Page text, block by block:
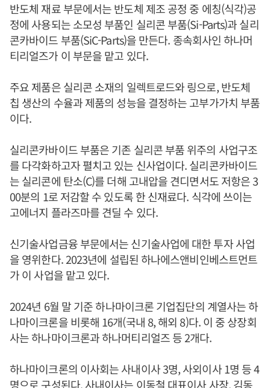
반도체 재료 부문에서는 반도체 제조 공정 중 에칭(식각)공
정에 사용되는 소모성 부품인 실리콘 부품(Si-Parts)과 실리
콘카바이드 부품(SiC-Parts)을 만든다. 종속회사인 하나머
티리얼즈가 이 부문을 맡고 있다.
주요 제품은 실리콘 소재의 일렉트로드와 링으로, 반도체
칩 생산의 수율과 제품의 성능을 결정하는 고부가가치 부품
이다.
실리콘카바이드 부품은 기존 실리콘 부품 위주의 사업구조
를 다각화하고자 펼치고 있는 신사업이다. 실리콘카바이드
는 실리콘에 탄소(C)를 더해 고내압을 견디면서도 저항은 3
00분의 1로 저감할 수 있도록 한 신재료다. 식각에 쓰이는
고에너지 플라즈마를 견딜 수 있다.
신기술사업금융 부문에서는 신기술사업에 대한 투자 사업
을 영위한다. 2023년에 설립된 하나에스앤비인베스트먼트
가 이 사업을 맡고 있다.
2024년 6월 말 기준 하나마이크론 기업집단의 계열사는 하
나마이크론을 비롯해 16개(국내 8, 해외 8)다. 이 중 상장회
사는 하나마이크론과 하나머티리얼즈 등 2개다.
하나마이크론의 이사회는 사내이사 3명, 사외이사 1명 등 4
명으로 구성된다. 사내이사는 이동철 대표이사 사장, 김동